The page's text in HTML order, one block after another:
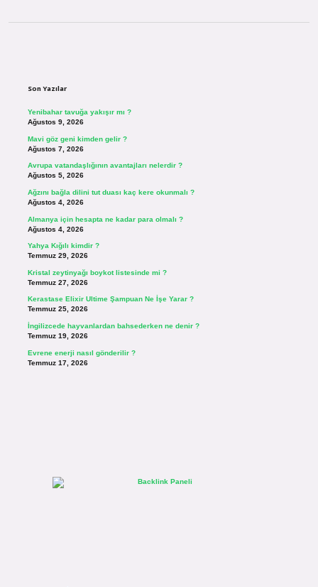
Son Yazılar
Yenibahar tavuğa yakışır mı ?
Ağustos 9, 2026
Mavi göz geni kimden gelir ?
Ağustos 7, 2026
Avrupa vatandaşlığının avantajları nelerdir ?
Ağustos 5, 2026
Ağzını bağla dilini tut duası kaç kere okunmalı ?
Ağustos 4, 2026
Almanya için hesapta ne kadar para olmalı ?
Ağustos 4, 2026
Yahya Kığılı kimdir ?
Temmuz 29, 2026
Kristal zeytinyağı boykot listesinde mi ?
Temmuz 27, 2026
Kerastase Elixir Ultime Şampuan Ne İşe Yarar ?
Temmuz 25, 2026
İngilizcede hayvanlardan bahsederken ne denir ?
Temmuz 19, 2026
Evrene enerji nasıl gönderilir ?
Temmuz 17, 2026